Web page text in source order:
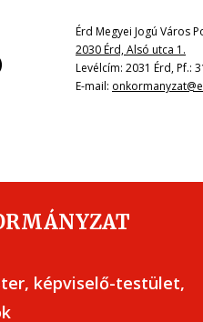
Érd Megyei Jogú Város
2030 Érd, Alsó utca 1.
Levélcím: 2031 Érd, Pf.:
E-mail:
képviselő-testület,